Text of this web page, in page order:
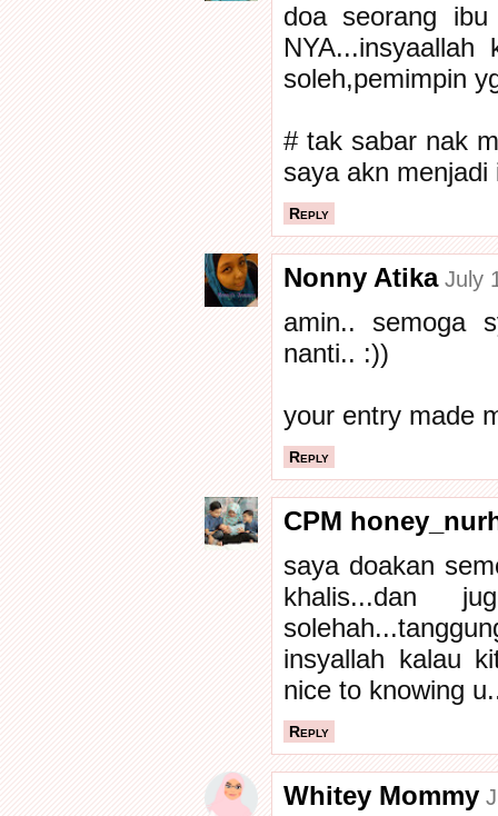
doa seorang
soleh,pemimpin
# tak sabar nak
saya akn
Reply
Nonny Atika July
amin.. semoga
nanti.. :))
your entry made
Reply
CPM
saya doakan
khalis...dan
insyallah kalau
nice to knowing
Reply
Whitey Mommy